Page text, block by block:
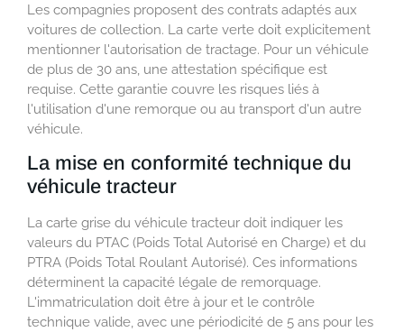
Les compagnies proposent des contrats adaptés aux
voitures de collection. La carte verte doit explicitement
mentionner l'autorisation de tractage. Pour un véhicule
de plus de 30 ans, une attestation spécifique est
requise. Cette garantie couvre les risques liés à
l'utilisation d'une remorque ou au transport d'un autre
véhicule.
La mise en conformité technique du
véhicule tracteur
La carte grise du véhicule tracteur doit indiquer les
valeurs du PTAC (Poids Total Autorisé en Charge) et du
PTRA (Poids Total Roulant Autorisé). Ces informations
déterminent la capacité légale de remorquage.
L'immatriculation doit être à jour et le contrôle
technique valide, avec une périodicité de 5 ans pour les